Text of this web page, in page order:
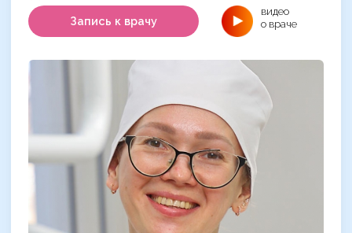
Запись к врачу
видео
о враче